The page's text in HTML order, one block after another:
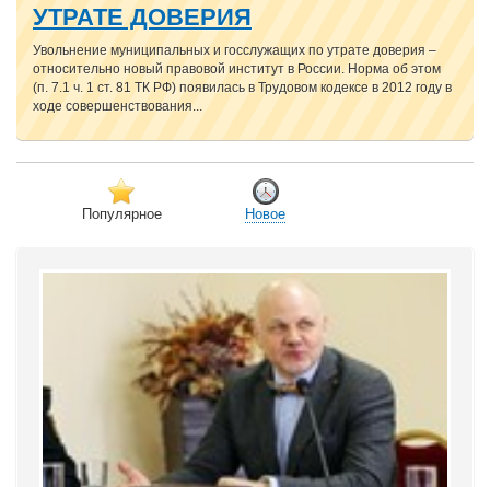
УТРАТЕ ДОВЕРИЯ
Увольнение муниципальных и госслужащих по утрате доверия –
относительно новый правовой институт в России. Норма об этом
(п. 7.1 ч. 1 ст. 81 ТК РФ) появилась в Трудовом кодексе в 2012 году в
ходе совершенствования...
Популярное Новое